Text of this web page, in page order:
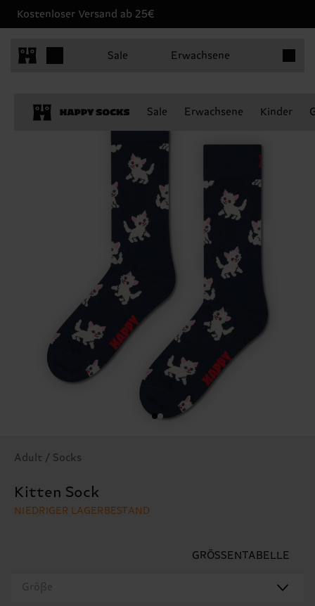
Kostenloser Versand ab 25€
Sale Erwachsene
Sale Erwachsene Kinder
Adult / Socks
Kitten Sock
NIEDRIGER LAGERBESTAND
GRÖSSENTABELLE
Größe